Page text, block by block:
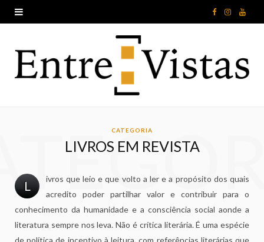
F
c
k
I
a
m
Y
u
CATEGORIA
LIVROS EM REVISTA
L
ivros que leio e que volto a ler e a propósito dos quais
acredito poder partilhar valor e contribuir para o
conhecimento da humanidade e a consciência social aonde a
literatura sempre nos leva. Não é crítica literária. É uma espécie